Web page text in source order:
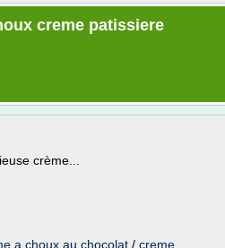
creme patissiere
crème...
a choux au chocolat / creme